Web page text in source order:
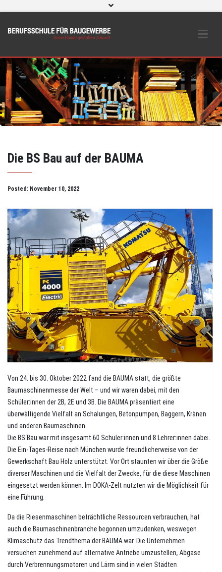
Die BS Bau auf der BAUMA
Posted: November 10, 2022
Von 24. bis 30. Oktober 2022 fand die BAUMA statt, die größte
Baumaschinenmesse der Welt – und wir waren dabei, mit den
Schüler:innen der 2B, 2E und 3B. Die BAUMA präsentiert eine
überwältigende Vielfalt an Schalungen, Betonpumpen, Baggern, Kränen
und anderen Baumaschinen.
Die BS Bau war mit insgesamt 60 Schüler:innen und 8 Lehrer:innen dabei.
Die Ein-Tages-Reise nach München wurde freundlicherweise von der
Gewerkschaft Bau Holz unterstützt. Vor Ort staunten wir über die Größe
diverser Maschinen und die Vielfalt der Zwecke, für die diese Maschinen
eingesetzt werden können. Im DOKA-Zelt nutzten wir die Möglichkeit für
eine Führung.
Da die Riesenmaschinen beträchtliche Ressourcen verbrauchen, hat
auch die Baumaschinenbranche begonnen umzudenken, weswegen
Klimaschutz das Trendthema der BAUMA war. Die Unternehmen
versuchen zunehmend auf alternative Antriebe umzustellen, Abgase
durch Verbrennungsmotoren und Lärm sind in vielen Städten